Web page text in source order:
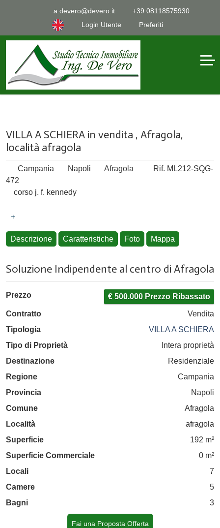
a.devero@devero.it
+39 08118575930
Login Utente
Preferiti
VILLA A SCHIERA in vendita , Afragola,
località afragola
Campania Napoli Afragola
Rif. ML212-SQG-
472
corso j. f. kennedy
+
Descrizione Caratteristiche Foto Mappa
Soluzione Indipendente al centro di Afragola
Prezzo € 500.000 Prezzo Ribassato
Contratto
Vendita
Tipologia
VILLA A SCHIERA
Tipo di Proprietà
Intera proprietà
Destinazione
Residenziale
Regione
Campania
Provincia
Napoli
Comune
Afragola
Località
afragola
Superficie
192 m²
Superficie Commerciale
0 m²
Locali
7
Camere
5
Bagni
3
Fai una Proposta Offerta